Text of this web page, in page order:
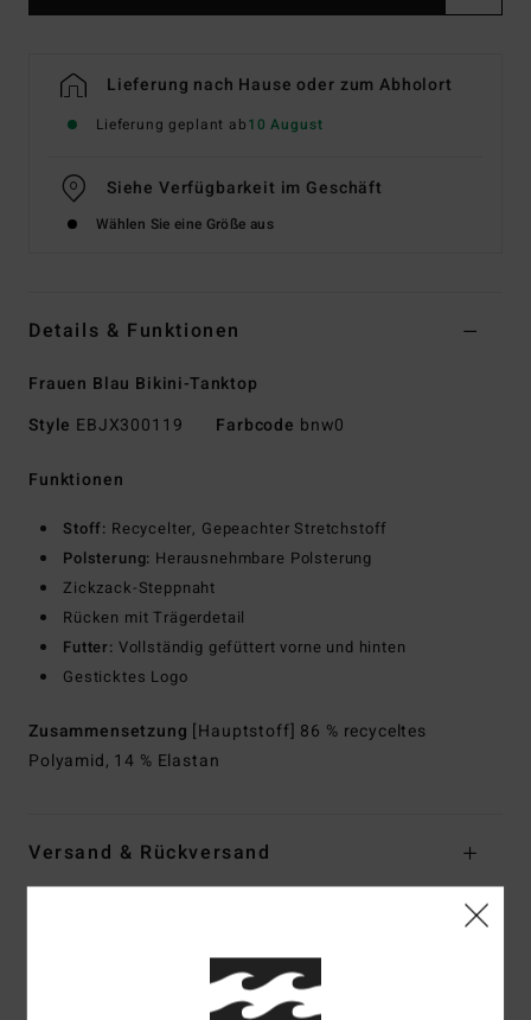
Lieferung nach Hause oder zum Abholort
Lieferung geplant ab10 August
Siehe Verfügbarkeit im Geschäft
Wählen Sie eine Größe aus
Details & Funktionen
Frauen Blau Bikini-Tanktop
Style EBJX300119 Farbcode bnw0
Funktionen
Stoff: Recycelter, Gepeachter Stretchstoff
Polsterung: Herausnehmbare Polsterung
Zickzack-Steppnaht
Rücken mit Trägerdetail
Futter: Vollständig gefüttert vorne und hinten
Gesticktes Logo
Zusammensetzung [Hauptstoff] 86 % recyceltes
Polyamid, 14 % Elastan
Versand & Rückversand
Kundenbewertungen